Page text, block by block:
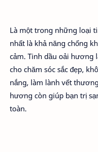
Là một trong những loại
nhất là khả năng chống
cảm. Tinh dầu oải hương
cho chăm sóc sắc đẹp,
nắng, làm lành vết
hương còn giúp bạn trị
toàn.